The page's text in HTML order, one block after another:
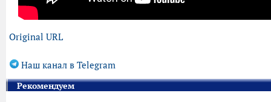
Original URL
Наш канал в Telegram
Рекомендуем